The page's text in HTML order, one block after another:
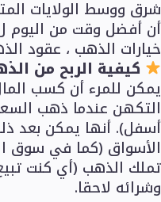
شرق ووسط الولايات
أن أفضل وقت من اليوم
خيارات الذهب ، عقود
كيفية الربح من
يمكن للمرء أن كسب
التكهن عندما ذهب
أسفل). أنها يمكن بعد
الأسواق (كما في سوق
تملك الذهب (أي كنت
وشرائه لاحقا.